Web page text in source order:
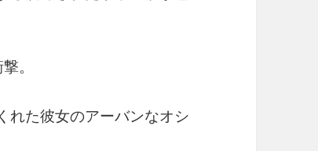
。
れた彼女のアーバンなオシ